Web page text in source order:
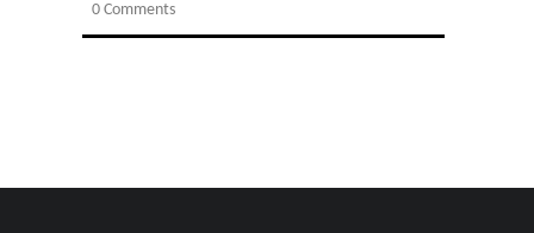
0 Comments